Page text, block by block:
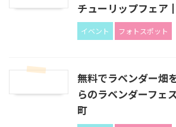
チューリップフェア
イベント フォトスポット
無料でラベンダー畑
らのラベンダーフェ
町